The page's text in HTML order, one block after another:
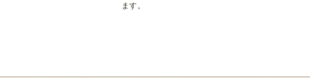
ます。